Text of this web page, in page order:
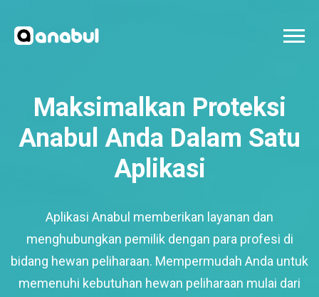
Maksimalkan Proteksi
Anabul Anda Dalam Satu
Aplikasi
Aplikasi Anabul memberikan layanan dan
menghubungkan pemilik dengan para profesi di
bidang hewan peliharaan. Mempermudah Anda untuk
memenuhi kebutuhan hewan peliharaan mulai dari